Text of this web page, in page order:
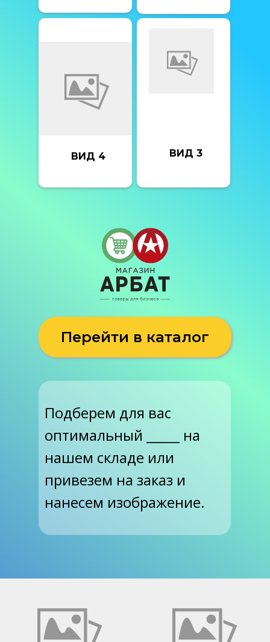
Перейти в каталог
ВИД 3
ВИД 4
Подберем для вас
оптимальный _____ на
нашем складе или
привезем на заказ и
нанесем изображение.